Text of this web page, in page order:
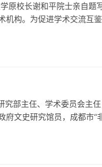
原校长谢和平院士亲自题
机构。为促进学术交流互鉴
部主仼、学术委员会主仼
府文史研究馆员，成都市“